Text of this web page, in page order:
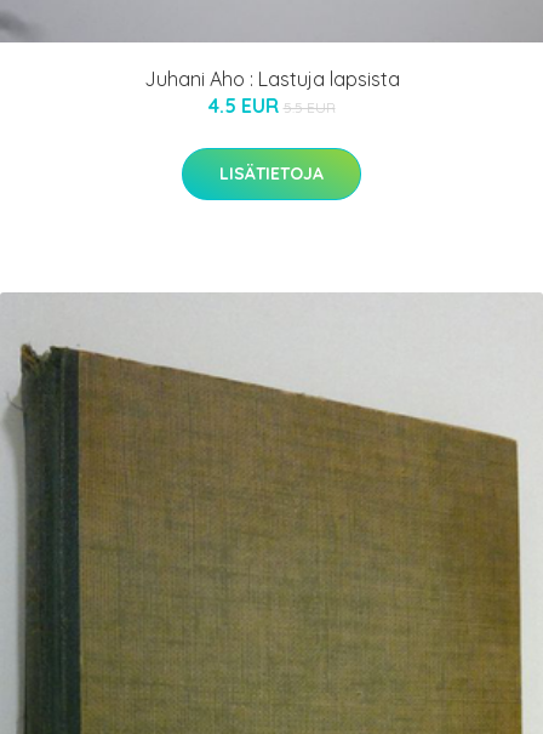
Juhani Aho : Lastuja lapsista
4.5 EUR 5.5 EUR
LISÄTIETOJA